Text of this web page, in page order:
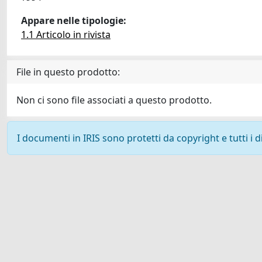
Appare nelle tipologie:
1.1 Articolo in rivista
File in questo prodotto:
Non ci sono file associati a questo prodotto.
I documenti in IRIS sono protetti da copyright e tutti i